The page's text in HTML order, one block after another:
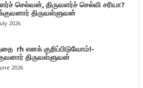
செல்வன், திருவளர்ச் செல்வி சரியா?
திருவள்ளுவன்
2026
rh எனக் குறிப்பிடுவோம்!-
திருவள்ளுவன்
2026